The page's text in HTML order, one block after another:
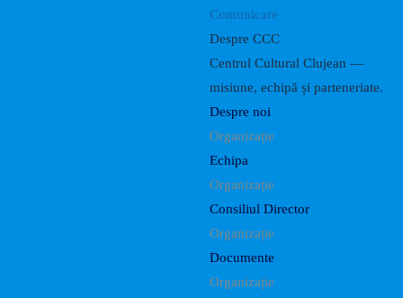
Comunicare
Despre CCC
Centrul Cultural Clujean —
misiune, echipă și parteneriate.
Despre noi
Organizație
Echipa
Organizație
Consiliul Director
Organizație
Documente
Organizație